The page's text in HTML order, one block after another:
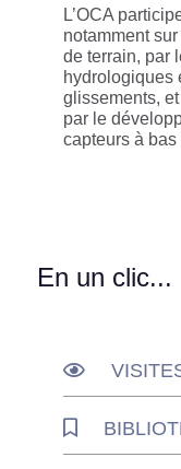
L’OCA
notamment
de terrain, par
hydrologiques
glissements,
par le
capteurs à bas
En un clic...